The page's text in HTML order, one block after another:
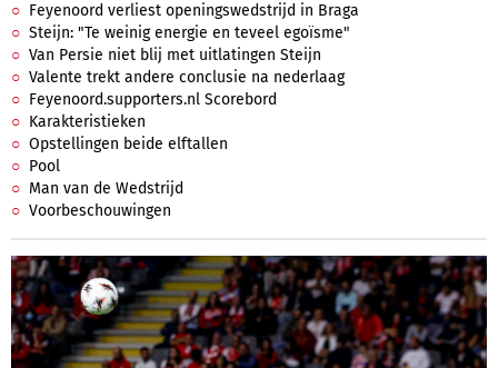
Feyenoord verliest openingswedstrijd in Braga
Steijn: "Te weinig energie en teveel egoïsme"
Van Persie niet blij met uitlatingen Steijn
Valente trekt andere conclusie na nederlaag
Feyenoord.supporters.nl Scorebord
Karakteristieken
Opstellingen beide elftallen
Pool
Man van de Wedstrijd
Voorbeschouwingen